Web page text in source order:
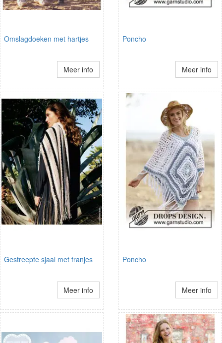
Omslagdoeken met hartjes
Meer info
Poncho
Meer info
Gestreepte sjaal met franjes
Meer info
Poncho
Meer info